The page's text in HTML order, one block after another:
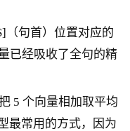
（句首）位置对应的
已经吸收了全句的精
5 个向量相加取平均
最常用的方式，因为